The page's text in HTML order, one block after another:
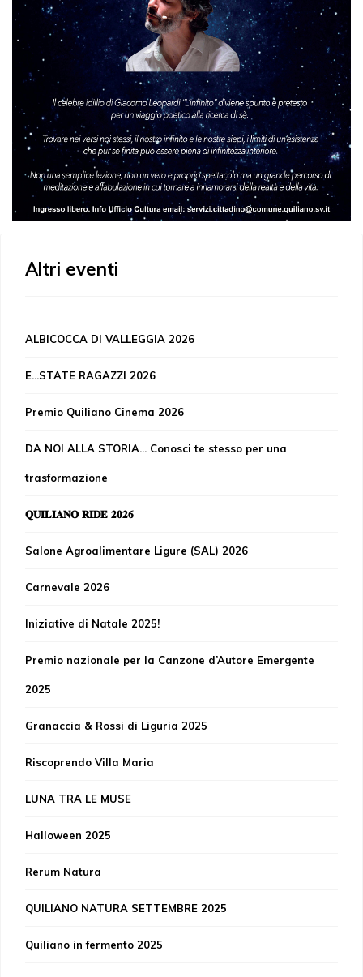
Altri eventi
ALBICOCCA DI VALLEGGIA 2026
E...STATE RAGAZZI 2026
Premio Quiliano Cinema 2026
DA NOI ALLA STORIA... Conosci te stesso per una
trasformazione
𝐐𝐔𝐈𝐋𝐈𝐀𝐍𝐎 𝐑𝐈𝐃𝐄 𝟐𝟎𝟐𝟔
Salone Agroalimentare Ligure (SAL) 2026
Carnevale 2026
Iniziative di Natale 2025!
Premio nazionale per la Canzone d’Autore Emergente
2025
Granaccia & Rossi di Liguria 2025
Riscoprendo Villa Maria
LUNA TRA LE MUSE
Halloween 2025
Rerum Natura
QUILIANO NATURA SETTEMBRE 2025
Quiliano in fermento 2025